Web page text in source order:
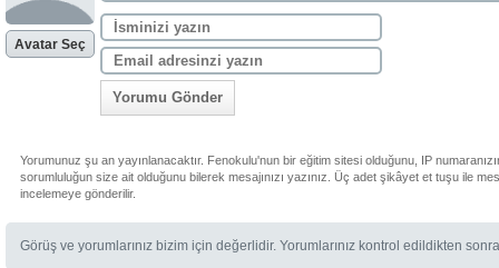
Avatar Seç
Yorumu Gönder
Yorumunuz şu an yayınlanacaktır. Fenokulu'nun bir eğitim sitesi olduğunu, IP
sorumluluğun size ait olduğunu bilerek mesajınızı yazınız. Üç adet şikâyet et tuşu ile
incelemeye gönderilir.
Görüş ve yorumlarınız bizim için değerlidir. Yorumlarınız kontrol edildikten